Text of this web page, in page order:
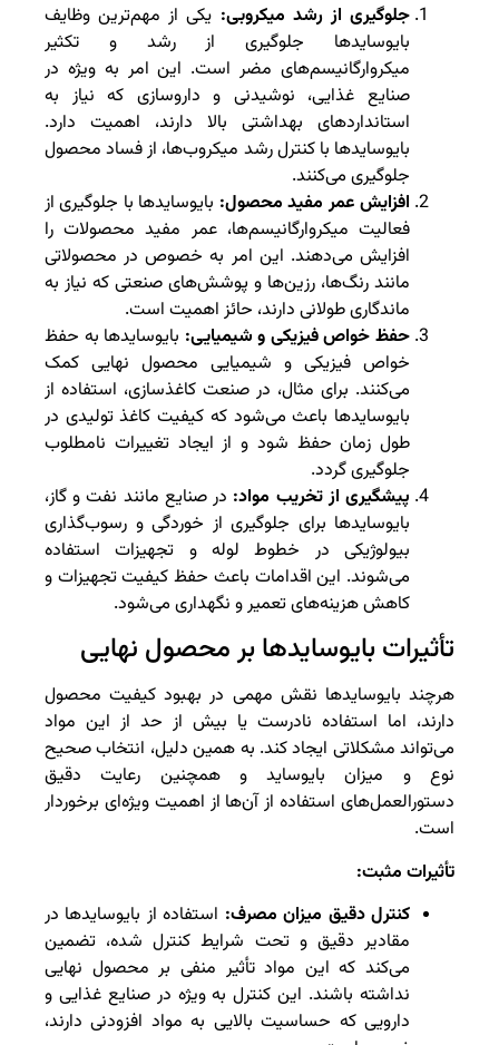
جلوگیری از رشد میکروبی: یکی از مهم‌ترین وظایف
بایوسایدها جلوگیری از رشد و تکثیر
میکروارگانیسم‌های مضر است. این امر به ویژه در
صنایع غذایی، نوشیدنی و داروسازی که نیاز به
استانداردهای بهداشتی بالا دارند، اهمیت دارد.
بایوسایدها با کنترل رشد میکروب‌ها، از فساد محصول
جلوگیری می‌کنند.
افزایش عمر مفید محصول: بایوسایدها با جلوگیری از
فعالیت میکروارگانیسم‌ها، عمر مفید محصولات را
افزایش می‌دهند. این امر به خصوص در محصولاتی
مانند رنگ‌ها، رزین‌ها و پوشش‌های صنعتی که نیاز به
ماندگاری طولانی دارند، حائز اهمیت است.
حفظ خواص فیزیکی و شیمیایی: بایوسایدها به حفظ
خواص فیزیکی و شیمیایی محصول نهایی کمک
می‌کنند. برای مثال، در صنعت کاغذسازی، استفاده از
بایوسایدها باعث می‌شود که کیفیت کاغذ تولیدی در
طول زمان حفظ شود و از ایجاد تغییرات نامطلوب
جلوگیری گردد.
پیشگیری از تخریب مواد: در صنایع مانند نفت و گاز،
بایوسایدها برای جلوگیری از خوردگی و رسوب‌گذاری
بیولوژیکی در خطوط لوله و تجهیزات استفاده
می‌شوند. این اقدامات باعث حفظ کیفیت تجهیزات و
کاهش هزینه‌های تعمیر و نگهداری می‌شود.
تأثیرات بایوسایدها بر محصول نهایی
هرچند بایوسایدها نقش مهمی در بهبود کیفیت محصول
دارند، اما استفاده نادرست یا بیش از حد از این مواد
می‌تواند مشکلاتی ایجاد کند. به همین دلیل، انتخاب صحیح
نوع و میزان بایوساید و همچنین رعایت دقیق
دستورالعمل‌های استفاده از آن‌ها از اهمیت ویژه‌ای برخوردار
است.
تأثیرات مثبت:
کنترل دقیق میزان مصرف: استفاده از بایوسایدها در
مقادیر دقیق و تحت شرایط کنترل شده، تضمین
می‌کند که این مواد تأثیر منفی بر محصول نهایی
نداشته باشند. این کنترل به ویژه در صنایع غذایی و
دارویی که حساسیت بالایی به مواد افزودنی دارند،